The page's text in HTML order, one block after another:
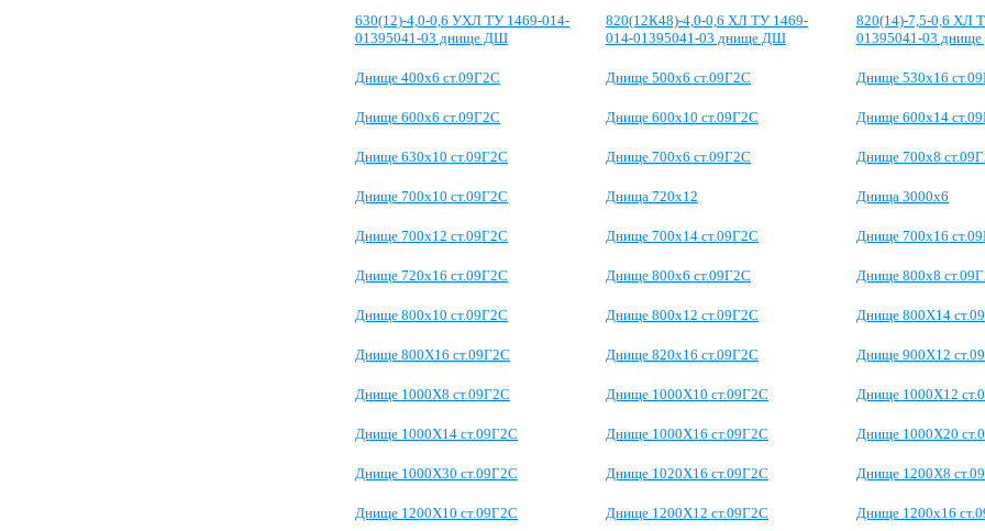
630(12)-4,0-0,6 УХЛ ТУ 1469-014-
01395041-03 днище ДШ
820(12К48)-4,0-0,6 ХЛ ТУ 1469-
014-01395041-03 днище ДШ
820(14)-7,5-0,6 ХЛ
01395041-03
Днище 400х6 ст.09Г2С Днище 500х6 ст.09Г2С Днище 530х16
Днище 600х6 ст.09Г2С Днище 600х10 ст.09Г2С Днище 600х14
Днище 630х10 ст.09Г2С Днище 700х6 ст.09Г2С Днище 700х8
Днище 700х10 ст.09Г2С Днища 720х12 Днища 3000х6
Днище 700х12 ст.09Г2С Днище 700х14 ст.09Г2С Днище 700х16
Днище 720х16 ст.09Г2С Днище 800x6 ст.09Г2С Днище 800x8
Днище 800x10 ст.09Г2С Днище 800x12 ст.09Г2С Днище 800Х14
Днище 800Х16 ст.09Г2С Днище 820х16 ст.09Г2С Днище 900Х12
Днище 1000Х8 ст.09Г2С Днище 1000Х10 ст.09Г2С Днище 1000Х12
Днище 1000Х14 ст.09Г2С Днище 1000Х16 ст.09Г2С Днище 1000Х20
Днище 1000Х30 ст.09Г2С Днище 1020Х16 ст.09Г2С Днище 1200Х8
Днище 1200Х10 ст.09Г2С Днище 1200Х12 ст.09Г2С Днище 1200х16